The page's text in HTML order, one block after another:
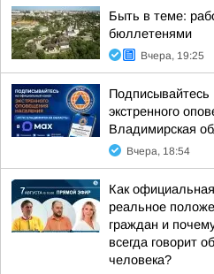
Быть в теме:
бюллетенями
Вчера, 19:25
экстренного
Владимирская
Вчера, 18:54
Как
реальное
граждан и
всегда говорит
человека?